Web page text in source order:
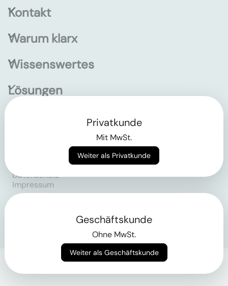
Kontakt
Warum klarx
Wissenswertes
Lösungen
Empowering the future
Datenschutz
Impressum
Privatkunde
Mit MwSt.
Weiter als Privatkunde
Geschäftskunde
Ohne MwSt.
Weiter als Geschäftskunde